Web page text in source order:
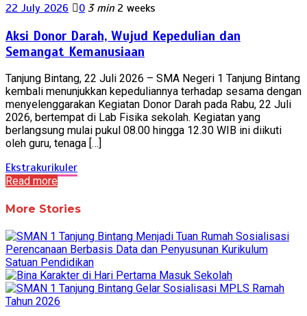
22 July 2026
0 3 min 2 weeks
Aksi Donor Darah, Wujud Kepedulian dan
Semangat Kemanusiaan
Tanjung Bintang, 22 Juli 2026 – SMA Negeri 1 Tanjung Bintang
kembali menunjukkan kepeduliannya terhadap sesama dengan
menyelenggarakan Kegiatan Donor Darah pada Rabu, 22 Juli
2026, bertempat di Lab Fisika sekolah. Kegiatan yang
berlangsung mulai pukul 08.00 hingga 12.30 WIB ini diikuti
oleh guru, tenaga […]
Ekstrakurikuler
Read more
More Stories